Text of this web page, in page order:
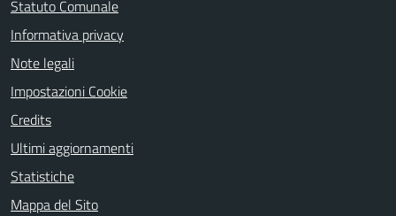
Statuto Comunale
Informativa privacy
Note legali
Impostazioni Cookie
Credits
Ultimi aggiornamenti
Statistiche
Mappa del Sito